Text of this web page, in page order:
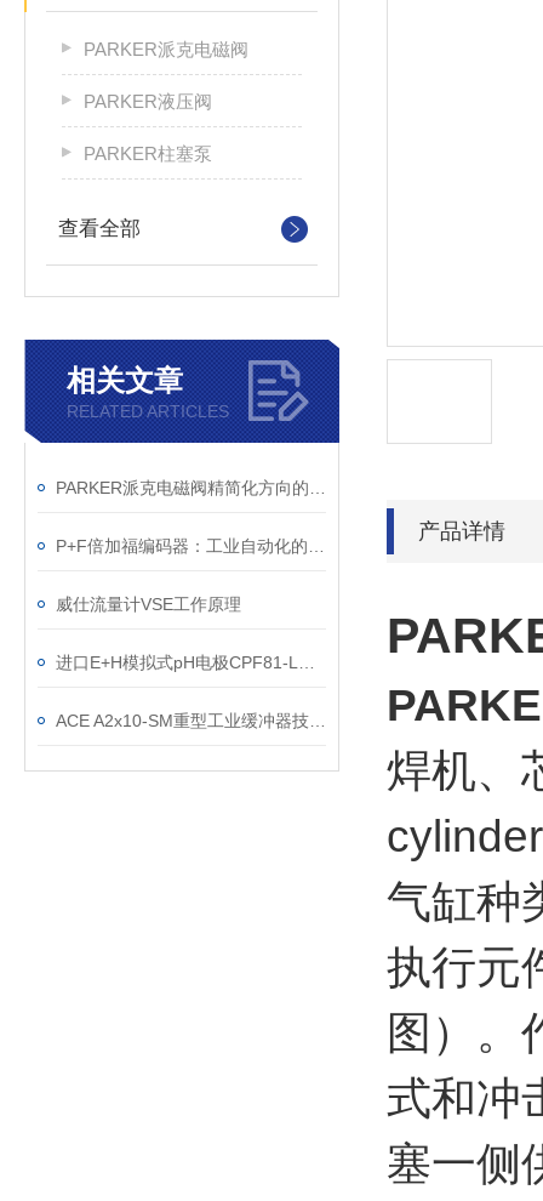
PARKER派克电磁阀
PARKER液压阀
PARKER柱塞泵
查看全部
相关文章
RELATED ARTICLES
威仕流量计VSE工作原理
产品详情
焊机、
气缸种
执行元
图）。
式和冲
塞一侧